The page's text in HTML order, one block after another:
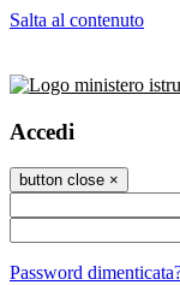
Salta al contenuto
Accedi
button close ×
Password